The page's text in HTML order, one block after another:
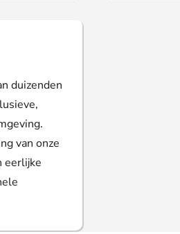
duizenden
van onze
eerlijke